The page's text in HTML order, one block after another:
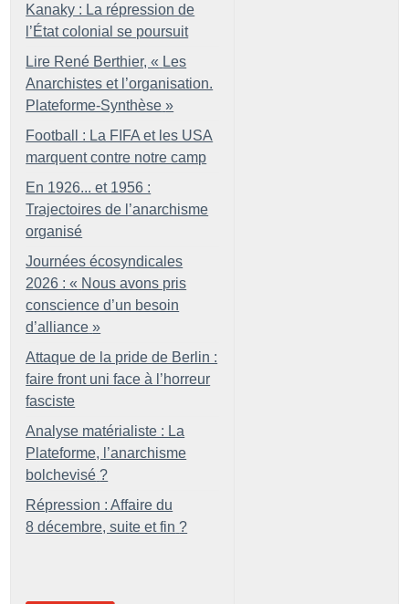
Kanaky : La répression de
l’État colonial se poursuit
Lire René Berthier, « Les
Anarchistes et l’organisation.
Plateforme-Synthèse »
Football : La FIFA et les USA
marquent contre notre camp
En 1926... et 1956 :
Trajectoires de l’anarchisme
organisé
Journées écosyndicales
2026 : « Nous avons pris
conscience d’un besoin
d’alliance »
Attaque de la pride de Berlin :
faire front uni face à l’horreur
fasciste
Analyse matérialiste : La
Plateforme, l’anarchisme
bolchevisé ?
Répression : Affaire du
8 décembre, suite et fin ?